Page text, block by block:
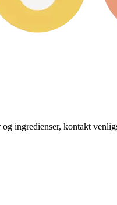
ingredienser, kontakt